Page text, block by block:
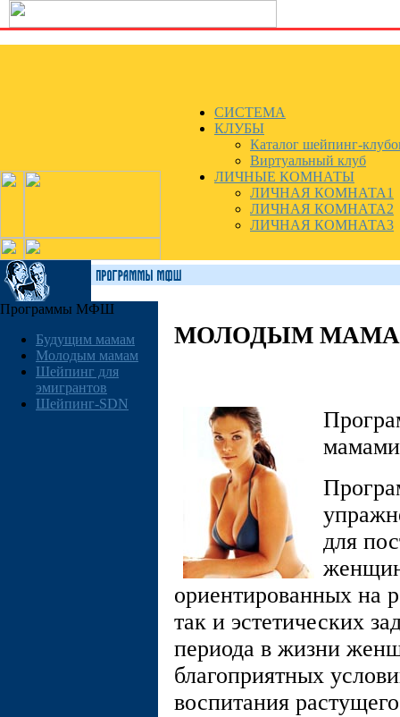
СИСТЕМА
КЛУБЫ
Каталог шейпинг-
Виртуальный клуб
ЛИЧНЫЕ КОМНАТЫ
ЛИЧНАЯ КОМНАТА1
ЛИЧНАЯ КОМНАТА2
ЛИЧНАЯ КОМНАТА3
Программы МФШ
Будущим мамам
Молодым мамам
Шейпинг для
эмигрантов
Шейпинг-SDN
МОЛОДЫМ
для
ориентированных на
так и эстетических
периода в жизни
благоприятных
воспитания